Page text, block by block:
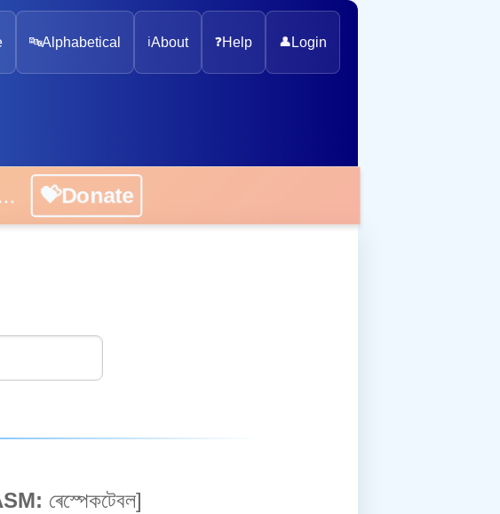
🔤Alphabetical ℹ️About ❓Help 👤 Login
... 💝Donate
ৰেস্পেকটেবল]